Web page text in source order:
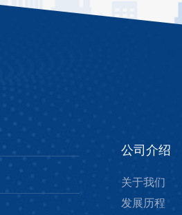
公司介绍
关于我们
发展历程